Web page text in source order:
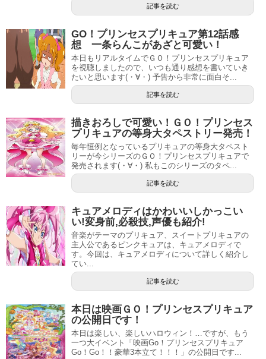
記事を読む
GO！プリンセスプリキュア第12話感
想 一条らんこがあざと可愛い！
本日もリアルタイムでＧＯ！プリンセスプリキュア
を視聴しましたので、いつも通り感想を書いていき
たいと思います(・∀・) 予告から非常に面白そ...
記事を読む
描きおろしで可愛い！ＧＯ！プリンセス
プリキュアの等身大タペストリー発売！
毎年恒例となっているプリキュアの等身大タペスト
リーが今シリーズのＧＯ！プリンセスプリキュアで
発売されます(・∀・) 私もこのシリーズのタペ...
記事を読む
キュアメロディはかわいいしかっこい
い!変身前,必殺技,声優も紹介!
音楽がテーマのプリキュア、スイートプリキュアの
主人公であるピンクキュアは、キュアメロディで
す。今回は、キュアメロディについて詳しく紹介し
てい...
記事を読む
本日は映画ＧＯ！プリンセスプリキュア
の公開日です！
本日は楽しい、楽しいハロウィン！…ですが、もう
一つ大イベント「映画Go！プリンセスプリキュア
Go！Go！！豪華3本立て！！！」の公開日です...